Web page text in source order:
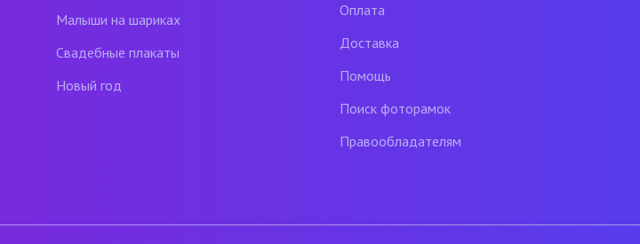
Малыши на шариках
Свадебные плакаты
Новый год
Оплата
Доставка
Помощь
Поиск фоторамок
Правообладателям